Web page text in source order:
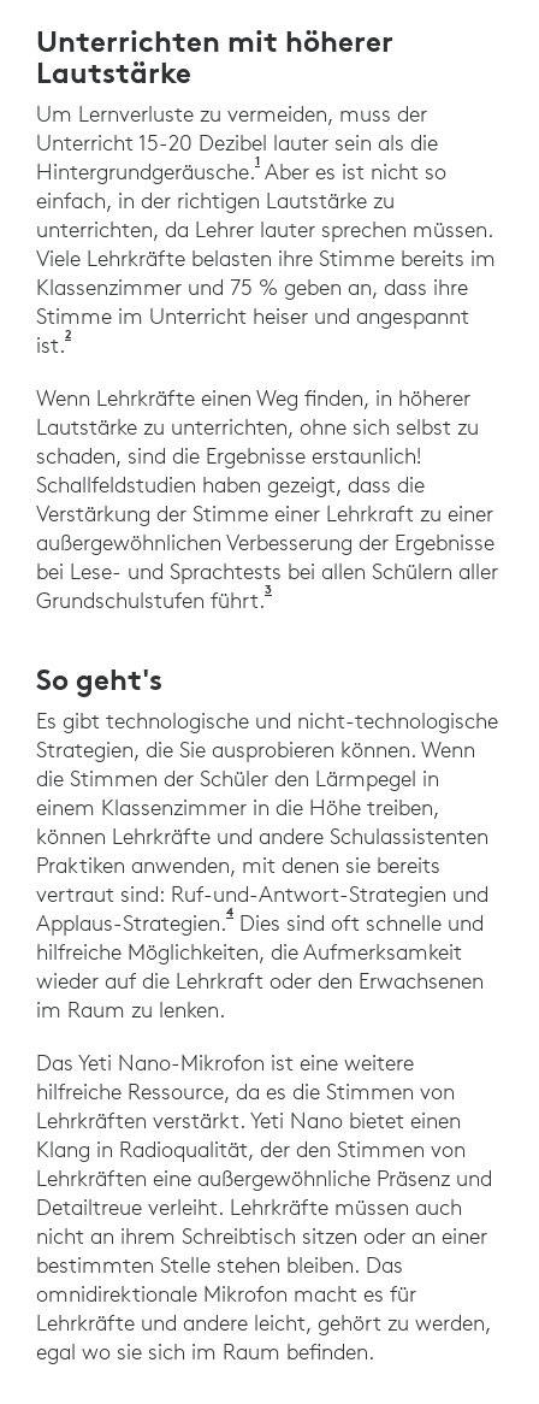
Unterrichten mit höherer
Lautstärke
Um Lernverluste zu vermeiden, muss der
Unterricht 15-20 Dezibel lauter sein als die
Hintergrundgeräusche.1 Novanta, G.,Garavelli, S.,
Aber es ist nicht so
einfach, in der richtigen Lautstärke zu
unterrichten, da Lehrer lauter sprechen müssen.
Viele Lehrkräfte belasten ihre Stimme bereits im
Klassenzimmer und 75 % geben an, dass ihre
Stimme im Unterricht heiser und angespannt
ist.2
Wenn Lehrkräfte einen Weg finden, in höherer
Lautstärke zu unterrichten, ohne sich selbst zu
schaden, sind die Ergebnisse erstaunlich!
Schallfeldstudien haben gezeigt, dass die
Verstärkung der Stimme einer Lehrkraft zu einer
außergewöhnlichen Verbesserung der Ergebnisse
bei Lese- und Sprachtests bei allen Schülern aller
Grundschulstufen führt.3
So geht's
Es gibt technologische und nicht-technologische
Strategien, die Sie ausprobieren können. Wenn
die Stimmen der Schüler den Lärmpegel in
einem Klassenzimmer in die Höhe treiben,
können Lehrkräfte und andere Schulassistenten
Praktiken anwenden, mit denen sie bereits
vertraut sind: Ruf-und-Antwort-Strategien und
Applaus-Strategien.4 MARRS Project, 2005b
Dies sind oft schnelle und
hilfreiche Möglichkeiten, die Aufmerksamkeit
wieder auf die Lehrkraft oder den Erwachsenen
im Raum zu lenken.
Das Yeti Nano-Mikrofon ist eine weitere
hilfreiche Ressource, da es die Stimmen von
Lehrkräften verstärkt. Yeti Nano bietet einen
Klang in Radioqualität, der den Stimmen von
Lehrkräften eine außergewöhnliche Präsenz und
Detailtreue verleiht. Lehrkräfte müssen auch
nicht an ihrem Schreibtisch sitzen oder an einer
bestimmten Stelle stehen bleiben. Das
omnidirektionale Mikrofon macht es für
Lehrkräfte und andere leicht, gehört zu werden,
egal wo sie sich im Raum befinden.